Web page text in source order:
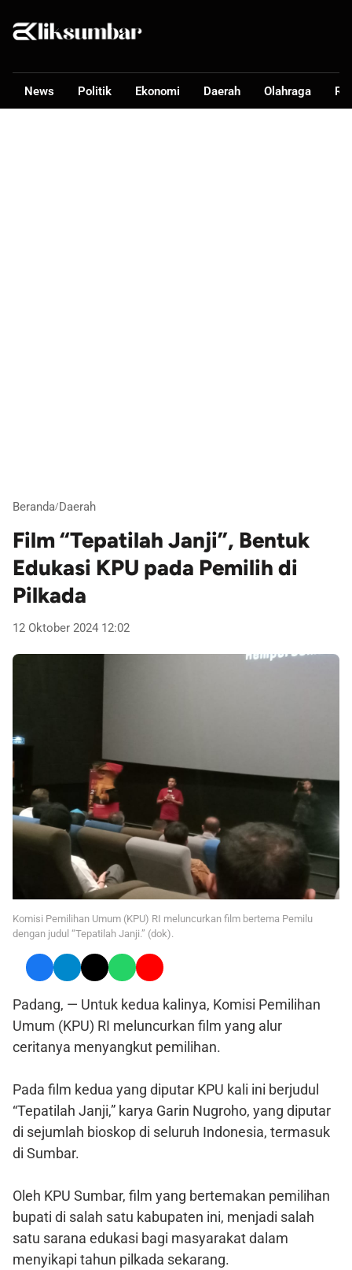
News Politik Ekonomi Daerah Olahraga
Beranda/Daerah
Film “Tepatilah Janji”, Bentuk
Edukasi KPU pada Pemilih di
Pilkada
12 Oktober 2024 12:02
Komisi Pemilihan Umum (KPU) RI meluncurkan film bertema Pemilu
dengan judul “Tepatilah Janji.” (dok).
Padang, — Untuk kedua kalinya, Komisi Pemilihan
Umum (KPU) RI meluncurkan film yang alur
ceritanya menyangkut pemilihan.
Pada film kedua yang diputar KPU kali ini berjudul
“Tepatilah Janji,” karya Garin Nugroho, yang diputar
di sejumlah bioskop di seluruh Indonesia, termasuk
di Sumbar.
Oleh KPU Sumbar, film yang bertemakan pemilihan
bupati di salah satu kabupaten ini, menjadi salah
satu sarana edukasi bagi masyarakat dalam
menyikapi tahun pilkada sekarang.